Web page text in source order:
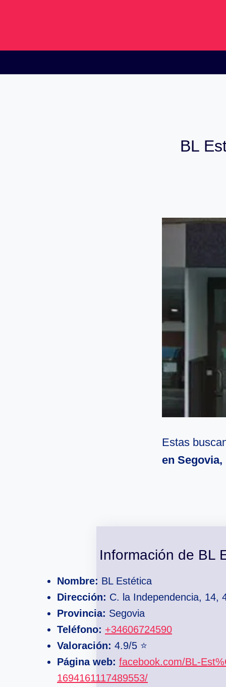
BL
Estas
en Segovia,
Información de BL
Nombre: BL Estética
Dirección: C. la Independencia, 14,
Provincia: Segovia
Teléfono: +34606724590
Valoración: 4.9/5 ⭐
Página web: facebook.com/BL-
1694161117489553/